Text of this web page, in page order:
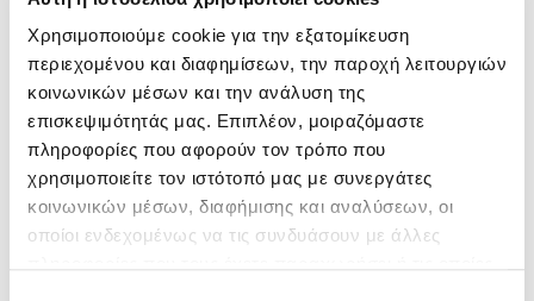
Χρησιμοποιούμε cookie για την εξατομίκευση
περιεχομένου και διαφημίσεων, την παροχή λειτουργιών
κοινωνικών μέσων και την ανάλυση της
επισκεψιμότητάς μας. Επιπλέον, μοιραζόμαστε
πληροφορίες που αφορούν τον τρόπο που
χρησιμοποιείτε τον ιστότοπό μας με συνεργάτες
κοινωνικών μέσων, διαφήμισης και αναλύσεων, οι
οποίοι ενδεχομένως να τις συνδυάσουν με άλλες
ΛΕΠΤΟΜΈΡΕΙΕΣ
Αλκοολικός
τίτλος
47.3%
Μέγεθος